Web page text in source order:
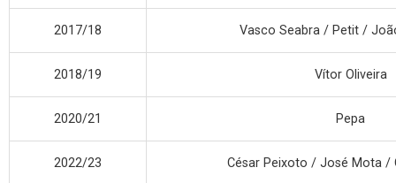
2017/18 Vasco Seabra / Petit /
2018/19 Vítor Oliveira
2020/21 Pepa
2022/23 César Peixoto / José Mota /